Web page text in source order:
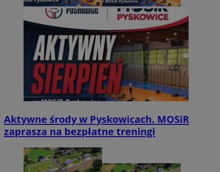
Aktywne środy w Pyskowicach. MOSiR
zaprasza na bezpłatne treningi